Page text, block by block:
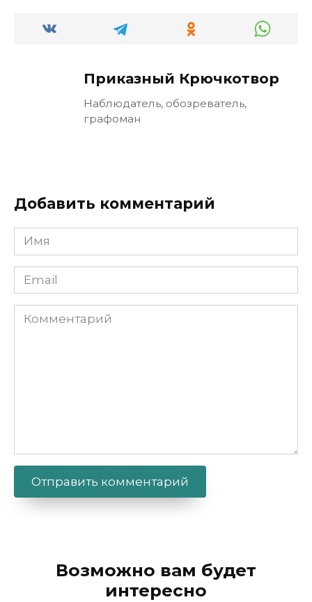
Приказный Крючкотвор
Наблюдатель, обозреватель,
графоман
Добавить комментарий
Имя
Email
Комментарий
Возможно вам будет
интересно